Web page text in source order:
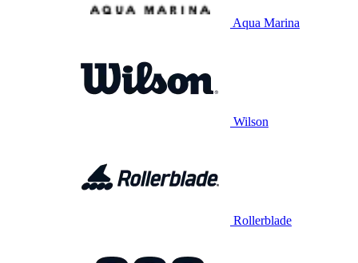
Aqua Marina
Wilson
Rollerblade